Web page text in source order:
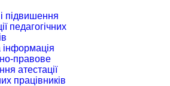
підвишення
педагогічних
інформація
правове
атестації
працівників